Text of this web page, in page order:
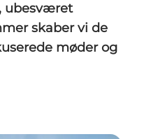
ubesværet
skaber vi de
møder og